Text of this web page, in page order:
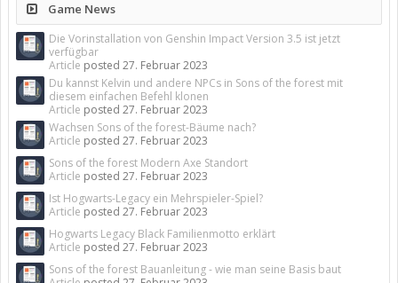
Game News
Die Vorinstallation von Genshin Impact Version 3.5 ist jetzt
verfügbar
Article posted 27. Februar 2023
Du kannst Kelvin und andere NPCs in Sons of the forest mit
diesem einfachen Befehl klonen
Article posted 27. Februar 2023
Wachsen Sons of the forest-Bäume nach?
Article posted 27. Februar 2023
Sons of the forest Modern Axe Standort
Article posted 27. Februar 2023
Ist Hogwarts-Legacy ein Mehrspieler-Spiel?
Article posted 27. Februar 2023
Hogwarts Legacy Black Familienmotto erklärt
Article posted 27. Februar 2023
Sons of the forest Bauanleitung - wie man seine Basis baut